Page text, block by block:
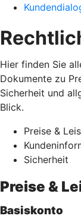
Hier finden Sie
Dokumente zu
Sicherheit und
Blick.
Preise &
Sicherheit
Preise &
Basiskonto